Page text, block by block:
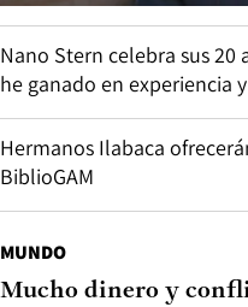
Nano Stern celebra sus 20
he ganado en experiencia
Hermanos Ilabaca
BiblioGAM
MUNDO
Mucho dinero y